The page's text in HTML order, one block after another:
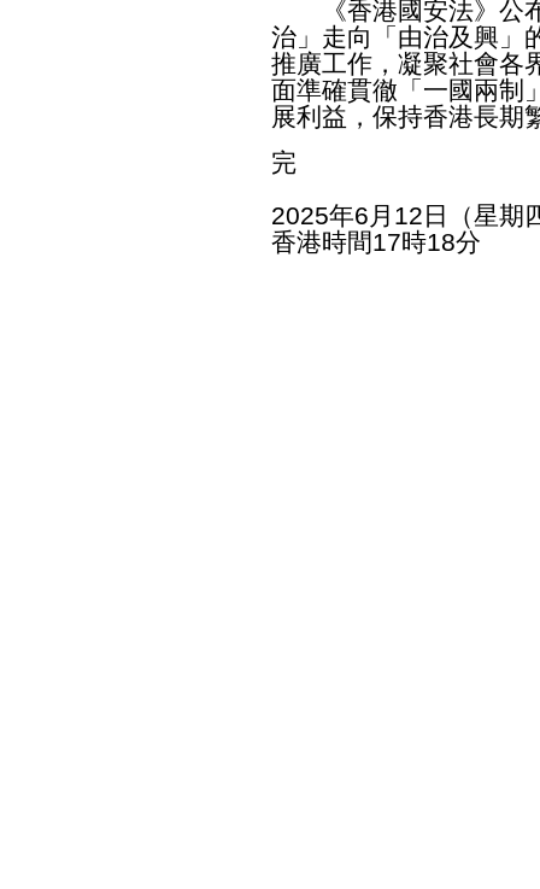
《香港國安法》公布
治」走向「由治及興」
推廣工作，凝聚社會各
面準確貫徹「一國兩制
展利益，保持香港長期
完
2025年6月12日（星期
香港時間17時18分